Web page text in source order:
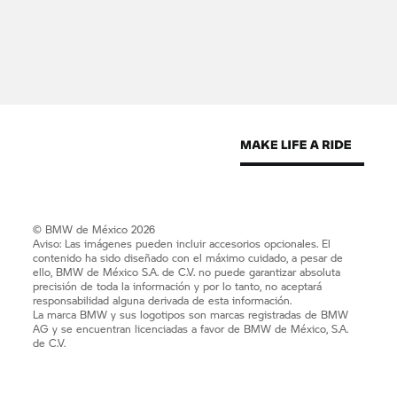
© BMW de México 2026
Aviso: Las imágenes pueden incluir accesorios opcionales. El
contenido ha sido diseñado con el máximo cuidado, a pesar de
ello, BMW de México S.A. de C.V. no puede garantizar absoluta
precisión de toda la información y por lo tanto, no aceptará
responsabilidad alguna derivada de esta información.
La marca BMW y sus logotipos son marcas registradas de BMW
AG y se encuentran licenciadas a favor de BMW de México, S.A.
de C.V.